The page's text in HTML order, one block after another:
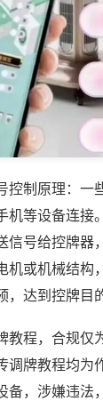
控制原理：一
机等设备连接
信号给控牌器
机或机械结构
达到控牌目
教程，合规仅
调牌教程均为
备，涉嫌违法